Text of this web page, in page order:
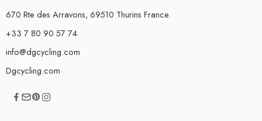
670 Rte des Arravons, 69510 Thurins France.
+33 7 80 90 57 74
info@dgcycling.com
Dgcycling.com